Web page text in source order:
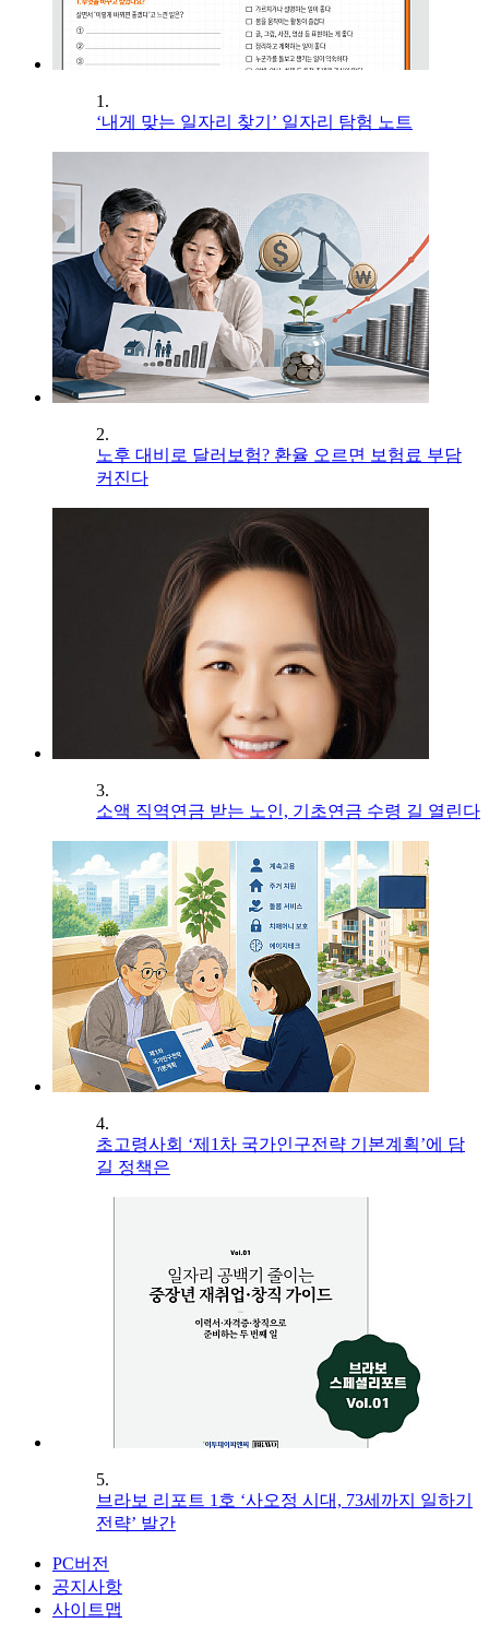
1.
‘내게 맞는 일자리 찾기’ 일자리 탐험 노트
2.
노후 대비로 달러보험? 환율 오르면 보험료 부담
커진다
3.
소액 직역연금 받는 노인, 기초연금 수령 길 열린다
4.
초고령사회 ‘제1차 국가인구전략 기본계획’에 담
길 정책은
5.
브라보 리포트 1호 ‘사오정 시대, 73세까지 일하기
전략’ 발간
PC버전
공지사항
사이트맵